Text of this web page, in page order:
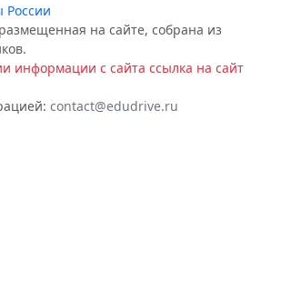
России
на сайте, собрана из
информации с сайта ссылка на сайт
contact@edudrive.ru